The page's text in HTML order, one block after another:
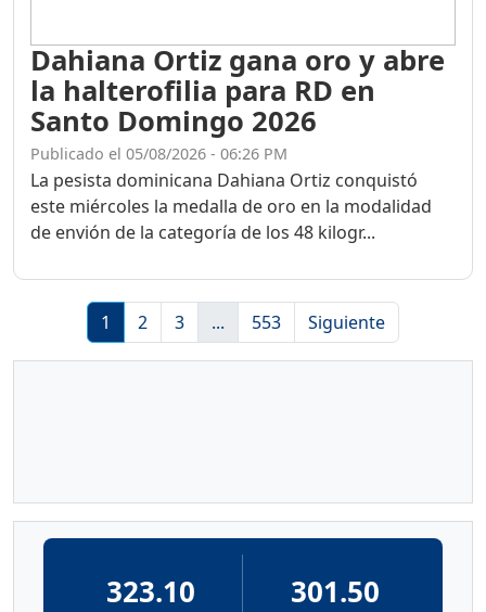
Dahiana Ortiz gana oro y abre
la halterofilia para RD en
Santo Domingo 2026
Publicado el 05/08/2026 - 06:26 PM
La pesista dominicana Dahiana Ortiz conquistó
este miércoles la medalla de oro en la modalidad
de envión de la categoría de los 48 kilogr...
1 2 3 ... 553 Siguiente
323.10 301.50